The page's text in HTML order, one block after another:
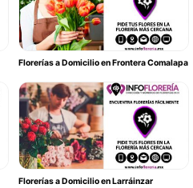
Florerías a Domicilio en Frontera Comalapa
Florerías a Domicilio en Larráinzar